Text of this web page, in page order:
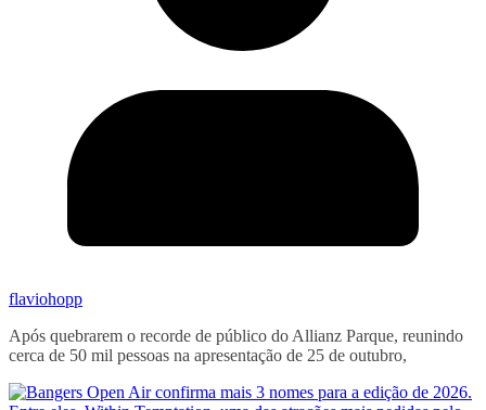
flaviohopp
Após quebrarem o recorde de público do Allianz Parque, reunindo
cerca de 50 mil pessoas na apresentação de 25 de outubro,